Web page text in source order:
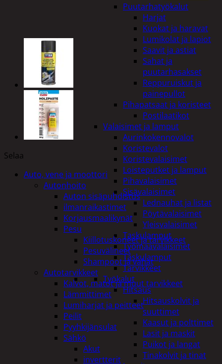
Puutarhatyökalut
Harjat
Kuokat ja haravat
Lumikolat ja lapiot
Saavit ja astiat
Sahat ja
puutarhasakset
Reppuruiskut ja
painepullot
Pihapatsaat ja koristeet
Postilaatikot
Valaisimet ja lamput
Aurinkokennovalot
Koristevalot
Koristevalaisimet
Loisteputket ja lamput
Pihavalaisimet
Sisävalaisimet
Lednauhat ja listat
Pöytävalaisimet
Yleisvalaisimet
Taskulamput
Työmaavalaisimet
Taskulamput
Tarvikkeet
Työkalut
Hitsaus
Hitsauskolvit ja
suuttimet
Kaasut ja polttimet
Lasit ja maskit
Puikot ja langat
Tinakolvit ja tinat
Selaa
Auto, vene ja moottori
Autonhoito
Auton sisäpuhdistus
ilmanraikastimet
Korjausmaalikynät
Pesu
Kiillotuskoneet ja tarvikkeet
Pesuvälineet
Shampoot ja vahat
Autotarvikkeet
Kalvot, matot ja muut tarvikkeet
Lämmittimet
Lumiharjat ja peitteet
Peilit
Pyyhkijänsulat
Sähkö
Akut
invertterit